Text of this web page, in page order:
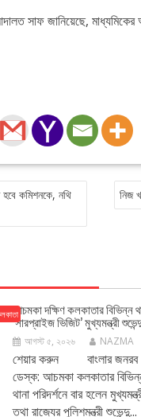
সাফ জানিয়েছে,
কমিশনকে, নথি
নিজ
আচমকা দক্ষিণ কলকাতার বিভিন্ন
‘সারপ্রাইজ ভিজিট’ মুখ্যমন্ত্রী
আগস্ট ৫, ২০২৬ NAZMA
শেয়ার করুন বাংলার জনরব
ডেস্ক: আচমকা কলকাতার
থানা পরিদর্শনে বার হলেন
তথা রাজ্যের পুলিশমন্ত্রী শুভেন্দু...